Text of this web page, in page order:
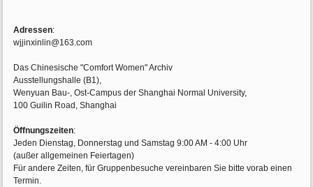
Adressen:
wjjinxinlin@163.com
Das Chinesische "Comfort Women" Archiv
Ausstellungshalle (B1),
Wenyuan Bau-, Ost-Campus der Shanghai Normal University,
100 Guilin Road, Shanghai
Öffnungszeiten:
Jeden Dienstag, Donnerstag und Samstag 9:00 AM - 4:00 Uhr
(außer allgemeinen Feiertagen)
Für andere Zeiten, für Gruppenbesuche vereinbaren Sie bitte vorab einen
Termin.